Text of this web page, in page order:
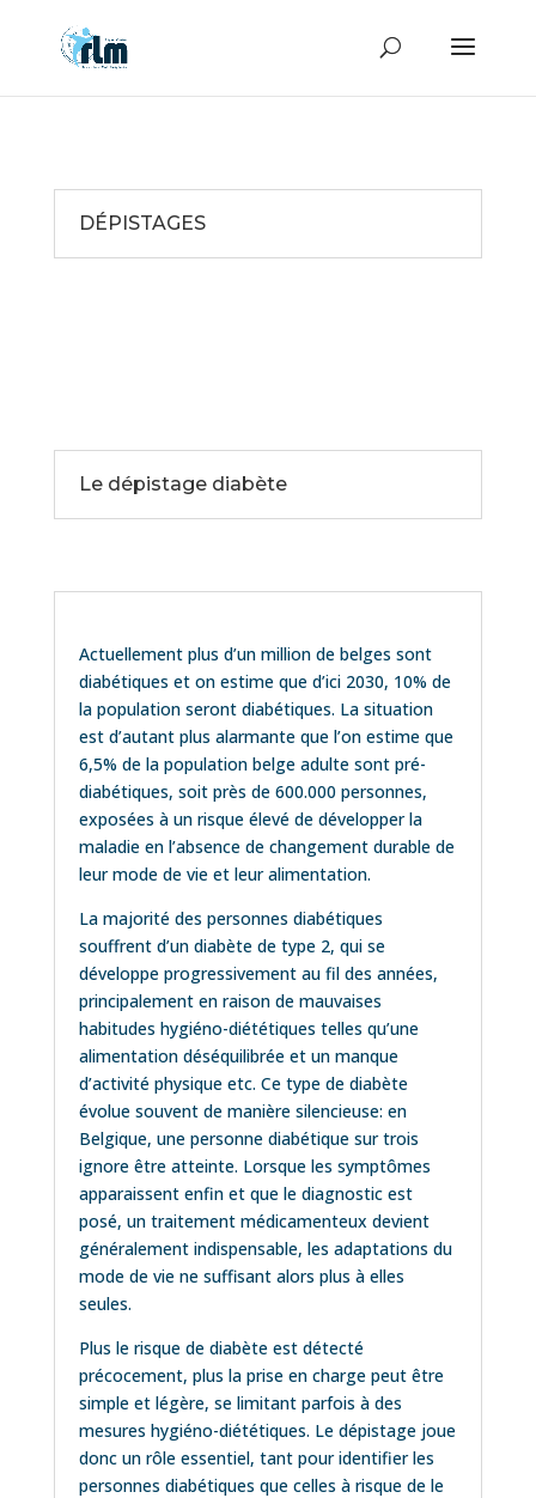
DÉPISTAGES
Le dépistage diabète
Actuellement plus d’un million de belges sont
diabétiques et on estime que d’ici 2030, 10% de
la population seront diabétiques. La situation
est d’autant plus alarmante que l’on estime que
6,5% de la population belge adulte sont pré-
diabétiques, soit près de 600.000 personnes,
exposées à un risque élevé de développer la
maladie en l’absence de changement durable de
leur mode de vie et leur alimentation.
La majorité des personnes diabétiques
souffrent d’un diabète de type 2, qui se
développe progressivement au fil des années,
principalement en raison de mauvaises
habitudes hygiéno-diététiques telles qu’une
alimentation déséquilibrée et un manque
d’activité physique etc. Ce type de diabète
évolue souvent de manière silencieuse: en
Belgique, une personne diabétique sur trois
ignore être atteinte. Lorsque les symptômes
apparaissent enfin et que le diagnostic est
posé, un traitement médicamenteux devient
généralement indispensable, les adaptations du
mode de vie ne suffisant alors plus à elles
seules.
Plus le risque de diabète est détecté
précocement, plus la prise en charge peut être
simple et légère, se limitant parfois à des
mesures hygiéno-diététiques. Le dépistage joue
donc un rôle essentiel, tant pour identifier les
personnes diabétiques que celles à risque de le